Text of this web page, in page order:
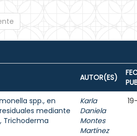
AUTOR(ES)
spp., en
mediante
Trichoderma
Karla
Daniela
Montes
Martínez